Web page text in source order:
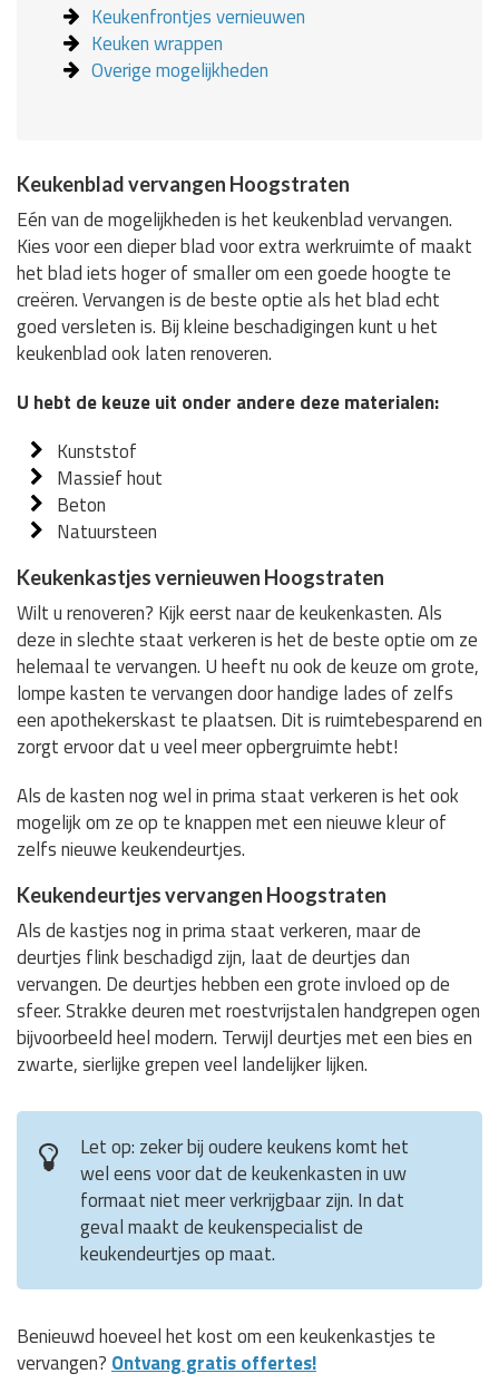
Keukenfrontjes vernieuwen
Keuken wrappen
Overige mogelijkheden
Keukenblad vervangen Hoogstraten
Eén van de mogelijkheden is het keukenblad vervangen.
Kies voor een dieper blad voor extra werkruimte of maakt
het blad iets hoger of smaller om een goede hoogte te
creëren. Vervangen is de beste optie als het blad echt
goed versleten is. Bij kleine beschadigingen kunt u het
keukenblad ook laten renoveren.
U hebt de keuze uit onder andere deze materialen:
Kunststof
Massief hout
Beton
Natuursteen
Keukenkastjes vernieuwen Hoogstraten
Wilt u renoveren? Kijk eerst naar de keukenkasten. Als
deze in slechte staat verkeren is het de beste optie om ze
helemaal te vervangen. U heeft nu ook de keuze om grote,
lompe kasten te vervangen door handige lades of zelfs
een apothekerskast te plaatsen. Dit is ruimtebesparend en
zorgt ervoor dat u veel meer opbergruimte hebt!
Als de kasten nog wel in prima staat verkeren is het ook
mogelijk om ze op te knappen met een nieuwe kleur of
zelfs nieuwe keukendeurtjes.
Keukendeurtjes vervangen Hoogstraten
Als de kastjes nog in prima staat verkeren, maar de
deurtjes flink beschadigd zijn, laat de deurtjes dan
vervangen. De deurtjes hebben een grote invloed op de
sfeer. Strakke deuren met roestvrijstalen handgrepen ogen
bijvoorbeeld heel modern. Terwijl deurtjes met een bies en
zwarte, sierlijke grepen veel landelijker lijken.
Let op: zeker bij oudere keukens komt het
wel eens voor dat de keukenkasten in uw
formaat niet meer verkrijgbaar zijn. In dat
geval maakt de keukenspecialist de
keukendeurtjes op maat.
Benieuwd hoeveel het kost om een keukenkastjes te
vervangen? Ontvang gratis offertes!